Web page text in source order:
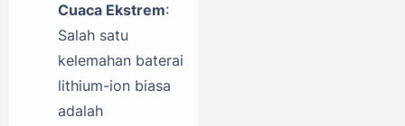
Cuaca Ekstrem:
Salah satu
kelemahan baterai
lithium-ion biasa
adalah